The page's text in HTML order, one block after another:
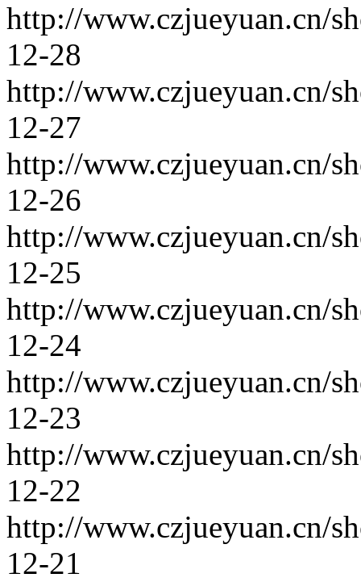
http://www.czjueyuan.cn/
12-28
http://www.czjueyuan.cn/
12-27
http://www.czjueyuan.cn/
12-26
http://www.czjueyuan.cn/
12-25
http://www.czjueyuan.cn/
12-24
http://www.czjueyuan.cn/
12-23
http://www.czjueyuan.cn/
12-22
http://www.czjueyuan.cn/
12-21